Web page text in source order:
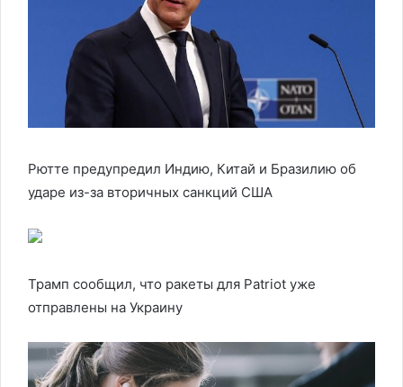
Рютте предупредил Индию, Китай и Бразилию об
ударе из-за вторичных санкций США
Трамп сообщил, что ракеты для Patriot уже
отправлены на Украину